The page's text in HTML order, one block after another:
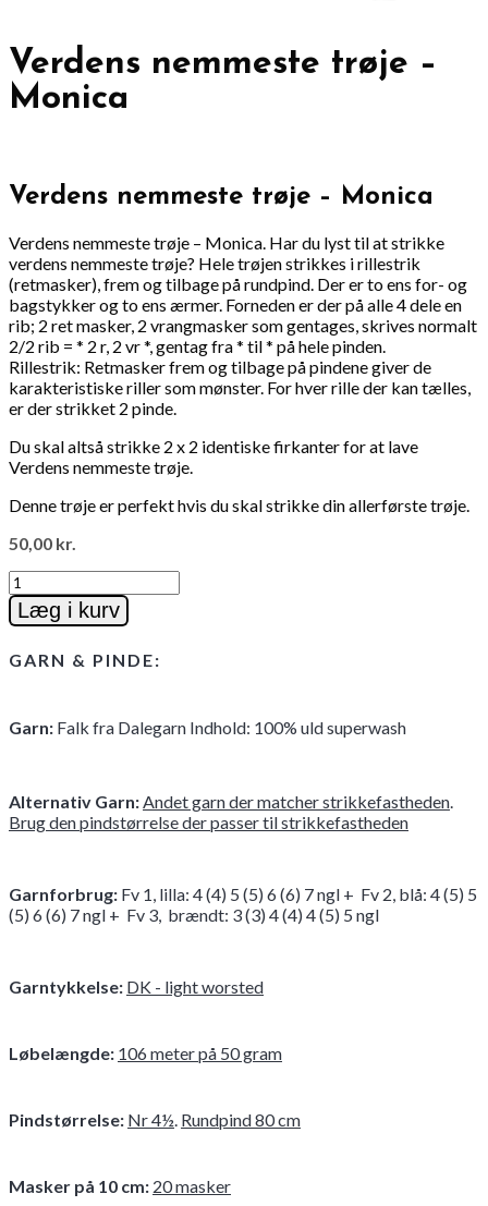
Verdens nemmeste trøje –
Monica
Verdens nemmeste trøje – Monica
Verdens nemmeste trøje – Monica. Har du lyst til at strikke
verdens nemmeste trøje? Hele trøjen strikkes i rillestrik
(retmasker), frem og tilbage på rundpind. Der er to ens for- og
bagstykker og to ens ærmer. Forneden er der på alle 4 dele en
rib; 2 ret masker, 2 vrangmasker som gentages, skrives normalt
2/2 rib = * 2 r, 2 vr *, gentag fra * til * på hele pinden.
Rillestrik: Retmasker frem og tilbage på pindene giver de
karakteristiske riller som mønster. For hver rille der kan tælles,
er der strikket 2 pinde.
Du skal altså strikke 2 x 2 identiske firkanter for at lave
Verdens nemmeste trøje.
Denne trøje er perfekt hvis du skal strikke din allerførste trøje.
50,00 kr.
Verdens
nemmeste
trøje
Monica
Læg i kurv
GARN & PINDE:
Garn: Falk fra Dalegarn Indhold: 100% uld superwash
Alternativ Garn: Andet garn der matcher strikkefastheden
Brug den pindstørrelse der passer til strikkefastheden
Garnforbrug: Fv 1, lilla: 4 (4) 5 (5) 6 (6) 7 ngl + Fv 2, blå: 4 (5) 5
(5) 6 (6) 7 ngl + Fv 3, brændt: 3 (3) 4 (4) 4 (5) 5 ngl
Garntykkelse: DK - light worsted
Løbelængde: 106 meter på 50 gram
Pindstørrelse: Nr 4½ Rundpind 80 cm
Masker på 10 cm: 20 masker